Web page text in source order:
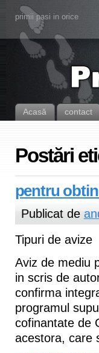
primii pasi in orice
Acasă contact
Postări
pentru
Publicat de
Tipuri de avize
Aviz de mediu
in scris de
confirma
programul
cofinantate de
acestora, care